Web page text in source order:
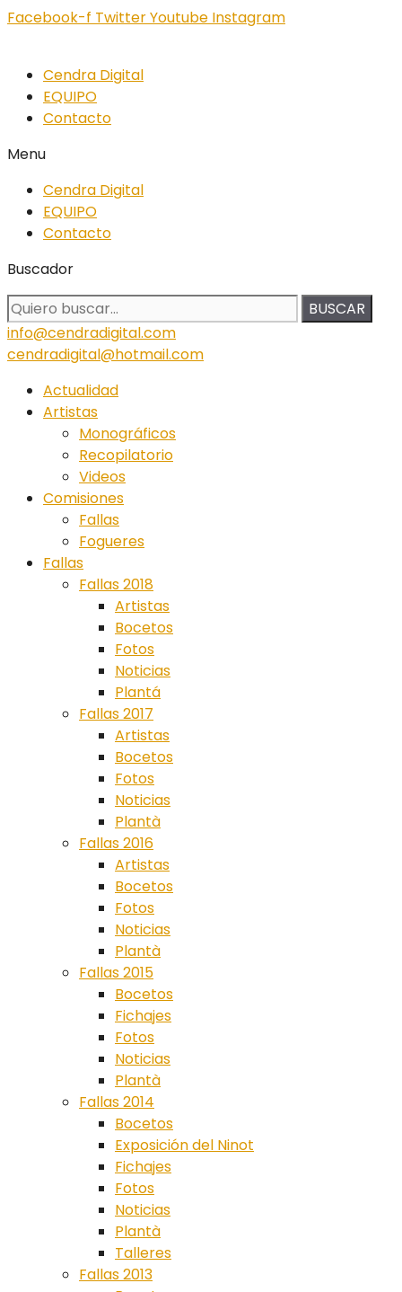
Facebook-f TwitterYoutube Instagram
Cendra Digital
EQUIPO
Contacto
Menu
Cendra Digital
EQUIPO
Contacto
Buscador
BUSCAR
info@cendradigital.com
cendradigital@hotmail.com
Actualidad
Artistas
Monográficos
Recopilatorio
Videos
Comisiones
Fallas
Fogueres
Fallas
Fallas 2018
Artistas
Bocetos
Fotos
Noticias
Plantá
Fallas 2017
Artistas
Bocetos
Fotos
Noticias
Plantà
Fallas 2016
Artistas
Bocetos
Fotos
Noticias
Plantà
Fallas 2015
Bocetos
Fichajes
Fotos
Noticias
Plantà
Fallas 2014
Bocetos
Exposición del Ninot
Fichajes
Fotos
Noticias
Plantà
Talleres
Fallas 2013